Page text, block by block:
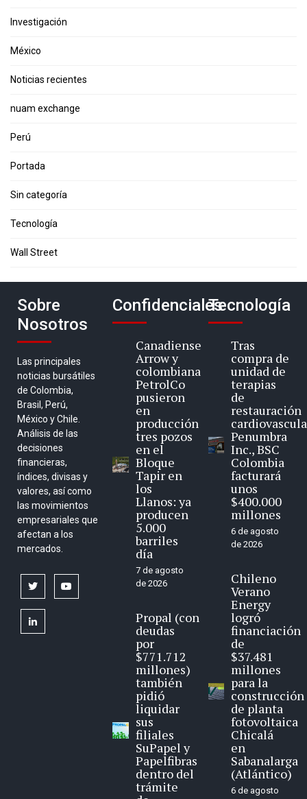
Investigación
México
Noticias recientes
nuam exchange
Perú
Portada
Sin categoría
Tecnología
Wall Street
Sobre
Nosotros
Las principales
noticias bursátiles
de Colombia,
Brasil, Perú,
México y Chile.
Análisis de las
decisiones
financieras,
índices, divisas y
valores, así como
las movimientos
empresariales que
afectan a los
mercados.
twitter
linkedin
Confidenciales
Canadiense
Arrow y
colombiana
PetrolCo
pusieron
en
producción
tres pozos
en el
Bloque
Tapir en
los
Llanos: ya
producen
5.000
barriles
día
7 de agosto
de 2026
Propal (con
deudas
por
$771.712
millones)
también
pidió
liquidar
sus
filiales
SuPapel y
Papelfibras
dentro del
trámite
Tecnología
Tras
compra de
unidad de
terapias
de
restauración
Penumbra
Inc., BSC
Colombia
facturará
unos
$400.000
millones
6 de agosto
de 2026
Chileno
Verano
Energy
logró
financiación
de
$37.481
millones
para la
construcción
de planta
fotovoltaica
Chicalá
en
Sabanalarga
(Atlántico)
6 de agosto